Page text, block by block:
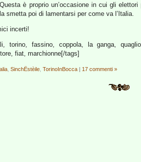
è proprio un’occasione in cui gli
smetta poi di lamentarsi per come va l’Italia.
incerti!
torino, fassino, coppola, la ganga,
fiat, marchionne[/tags]
SinchËstèile TorinoInBocca | 17 commenti »